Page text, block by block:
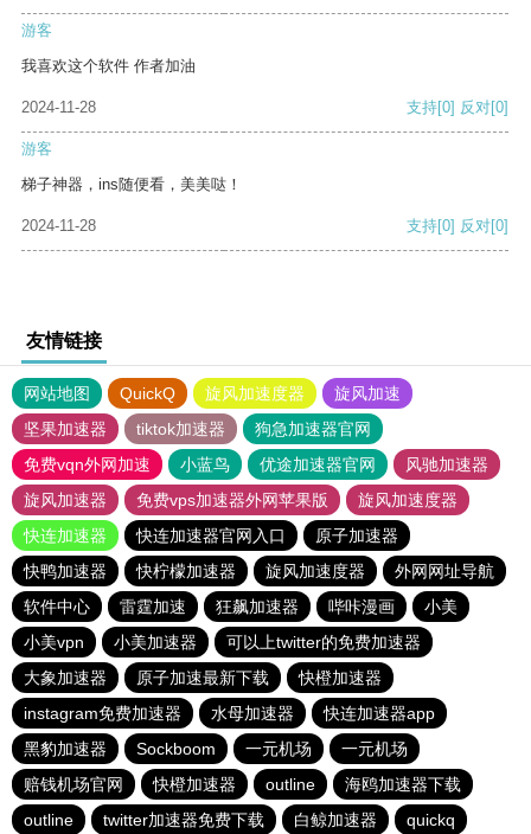
游客
我喜欢这个软件 作者加油
2024-11-28 支持[0] 反对[0]
游客
梯子神器，ins随便看，美美哒！
2024-11-28 支持[0] 反对[0]
友情链接
网站地图 QuickQ 旋风加速度器
旋风加速
坚果加速器
tiktok加速器
狗急加速器官网
免费vqn外网加速
小蓝鸟 优途加速器官网
风驰加速器
旋风加速器
免费vps加速器外网苹果版
旋风加速度器
快连加速器
快连加速器官网入口
原子加速器
快鸭加速器
快柠檬加速器 旋风加速度器
外网网址导航
软件中心
雷霆加速 狂飙加速器 哔咔漫画
小美
小美vpn
小美加速器
可以上twitter的免费加速器
大象加速器
原子加速最新下载
快橙加速器
instagram免费加速器
水母加速器
快连加速器app
黑豹加速器
Sockboom 一元机场
一元机场
赔钱机场官网
快橙加速器 outline
海鸥加速器下载
outline
twitter加速器免费下载 白鲸加速器 quickq